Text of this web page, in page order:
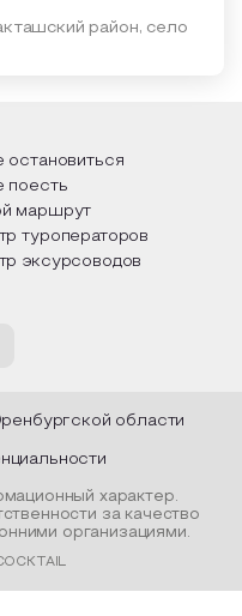
район, село
остановиться
поесть
маршрут
туроператоров
эксурсоводов
области
характер.
за качество
организациями.